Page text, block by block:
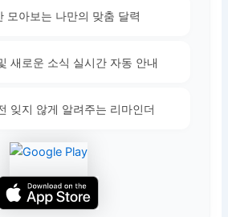
모아보는 나만의 맞춤 달력
새로운 소식 실시간 자동 안내
잊지 않게 알려주는 리마인더